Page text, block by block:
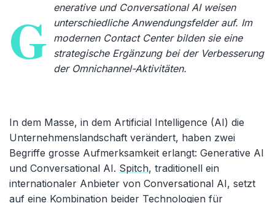
G enerative und Conversational AI weisen
unterschiedliche Anwendungsfelder auf. Im
modernen Contact Center bilden sie eine
strategische Ergänzung bei der Verbesserung
der Omnichannel-Aktivitäten.
In dem Masse, in dem Artificial Intelligence (AI) die
Unternehmens­landschaft verändert, haben zwei
Begriffe grosse Aufmerksamkeit erlangt: Generative AI
und Conversational AI. Spitch, traditionell ein
internationaler Anbieter von Conversational AI, setzt
auf eine Kombination beider Technologien für